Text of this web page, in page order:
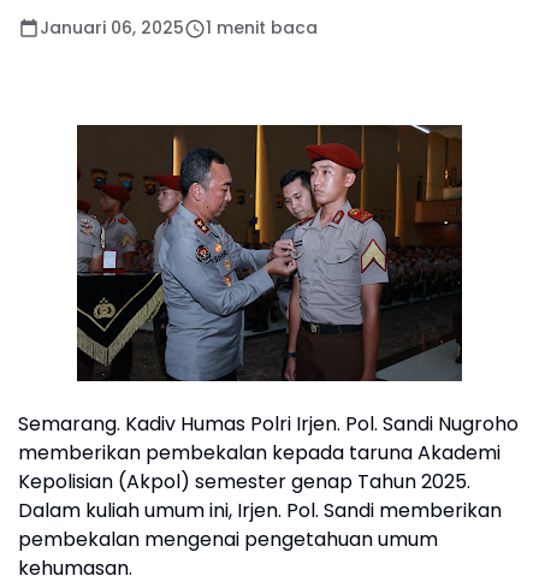
Januari 06, 2025 1 menit baca
Semarang. Kadiv Humas Polri Irjen. Pol. Sandi Nugroho
memberikan pembekalan kepada taruna Akademi
Kepolisian (Akpol) semester genap Tahun 2025.
Dalam kuliah umum ini, Irjen. Pol. Sandi memberikan
pembekalan mengenai pengetahuan umum
kehumasan.